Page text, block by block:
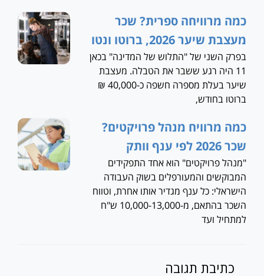
כמה מרוויחה ספרית? שכר
מעצבת שיער 2026, ברוטו ונטו
בפרק השני של "התלוש של המדינה" בכאן
11 היה רגע ששבר את הטבלה. מעצבת
שיער בעלת מספרה חשפה כ-40,000 ₪
ברוטו בחודש,
כמה מרוויח מנהל פרויקטים?
שכר 2026 לפי ענף וותק
"מנהל פרויקטים" הוא אחד התפקידים
המבוקשים והמעורפלים בשוק העבודה
הישראלי: כל ענף מגדיר אותו אחרת, וטווח
השכר בהתאם, מ-10,000-13,000 ש"ח
למתחיל ועד
כתיבת תגובה